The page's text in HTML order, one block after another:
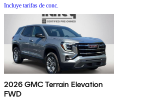
Incluye tarifas de conc.
2026 GMC Terrain Elevation
FWD